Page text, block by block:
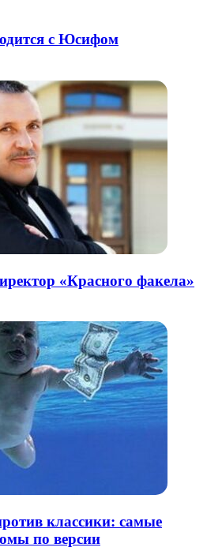
с Юсифом
«Красного факела»
классики: самые
по версии